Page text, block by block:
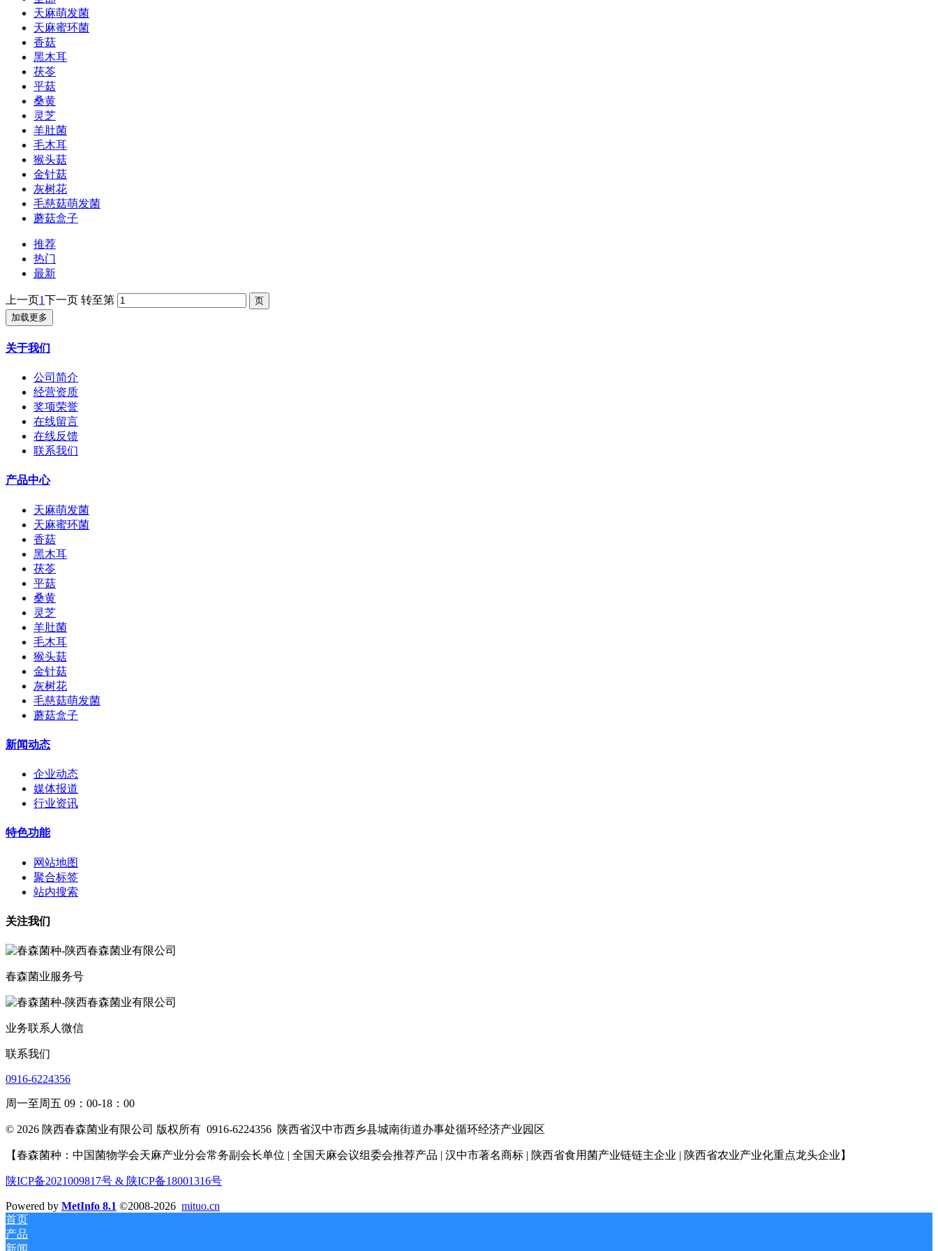
天麻萌发菌
天麻蜜环菌
香菇
黑木耳
茯苓
平菇
桑黄
灵芝
羊肚菌
毛木耳
猴头菇
金针菇
灰树花
毛慈菇萌发菌
蘑菇盒子
推荐
热门
最新
上一页1下一页 转至第
加载更多
关于我们
公司简介
经营资质
奖项荣誉
在线留言
在线反馈
联系我们
产品中心
天麻萌发菌
天麻蜜环菌
香菇
黑木耳
茯苓
平菇
桑黄
灵芝
羊肚菌
毛木耳
猴头菇
金针菇
灰树花
毛慈菇萌发菌
蘑菇盒子
新闻动态
企业动态
媒体报道
行业资讯
特色功能
网站地图
聚合标签
站内搜索
关注我们
春森菌业服务号
业务联系人微信
联系我们
0916-6224356
周一至周五 09：00-18：00
© 2026 陕西春森菌业有限公司 版权所有 0916-6224356 陕西省汉中市西乡县城南街道办事处循环经济产业园区
【春森菌种：中国菌物学会天麻产业分会常务副会长单位 | 全国天麻会议组委会推荐产品 | 汉中市著名商标 | 陕西省食用菌产业链链主企业 | 陕西省农业产业化重点龙头企业 】
陕ICP备2021009817号 & 陕ICP备18001316号
Powered by MetInfo 8.1 ©2008-2026 mituo.cn
首页
产品
新闻